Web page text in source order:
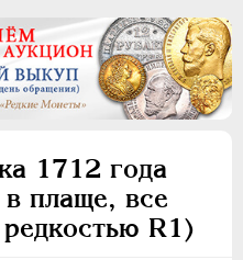
1712 года
плаще, все
R1)